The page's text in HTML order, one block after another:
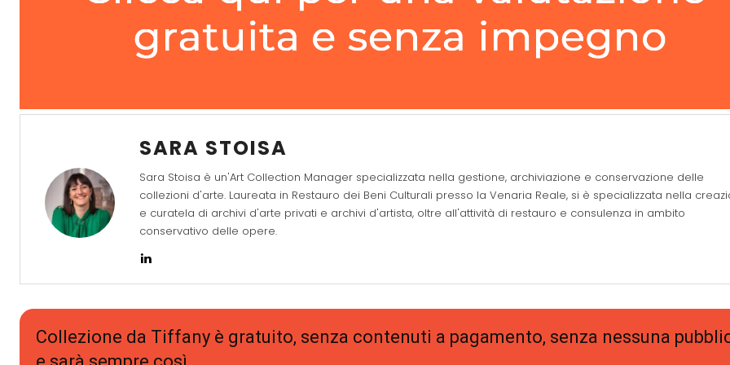
SARA STOISA
Sara Stoisa è un'Art Collection Manager specializzata nella gestione, archiviazione e conservazione delle
collezioni d'arte. Laureata in Restauro dei Beni Culturali presso la Venaria Reale, si è specializzata nella
e curatela di archivi d'arte privati e archivi d'artista, oltre all'attività di restauro e consulenza in ambito
conservativo delle opere.
Collezione da Tiffany è gratuito, senza contenuti a pagamento, senza nessuna